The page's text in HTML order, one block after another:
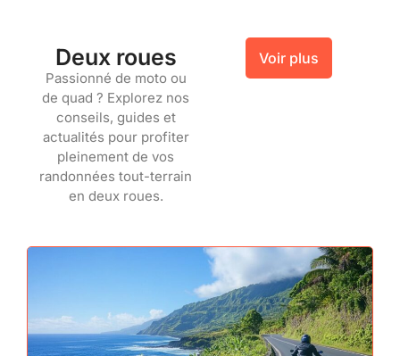
Deux roues
Passionné de moto ou
de quad ? Explorez nos
conseils, guides et
actualités pour profiter
pleinement de vos
randonnées tout-terrain
en deux roues.
Voir plus